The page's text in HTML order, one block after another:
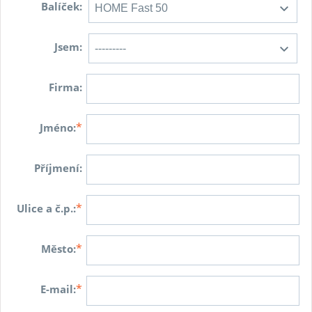
Balíček:
Jsem:
Firma:
Jméno:*
Příjmení:
Ulice a č.p.:*
Město:*
E-mail:*